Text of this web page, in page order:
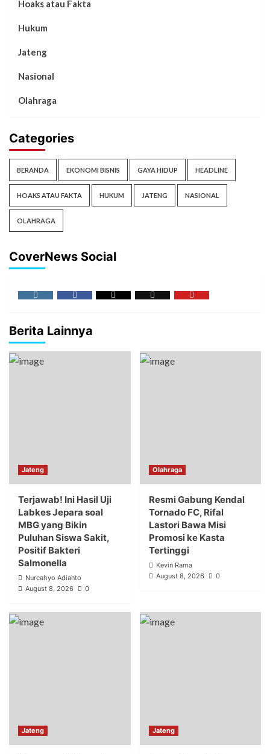
Hoaks atau Fakta
Hukum
Jateng
Nasional
Olahraga
Categories
BERANDA EKONOMI BISNIS GAYA HIDUP HEADLINE
HOAKS ATAU FAKTA HUKUM JATENG NASIONAL
OLAHRAGA
CoverNews Social
Berita Lainnya
Jateng
Terjawab! Ini Hasil Uji
Labkes Jepara soal
MBG yang Bikin
Puluhan Siswa Sakit,
Positif Bakteri
Salmonella
Nurcahyo Adianto
August 8, 2026
0
Olahraga
Resmi Gabung Kendal
Tornado FC, Rifal
Lastori Bawa Misi
Promosi ke Kasta
Tertinggi
Kevin Rama
August 8, 2026
0
Jateng Jateng